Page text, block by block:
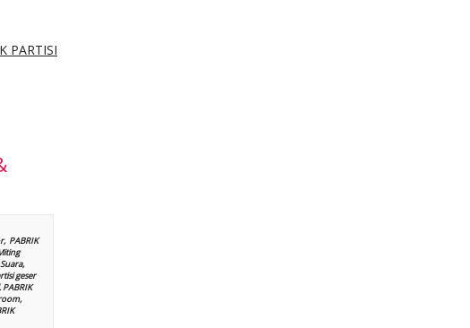
PARTISI
PABRIK
geser